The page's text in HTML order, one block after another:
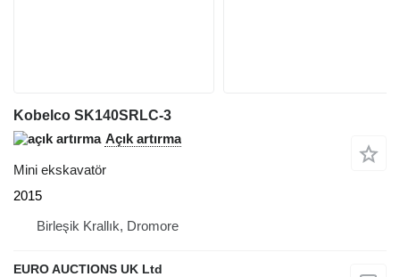
Kobelco SK140SRLC-3
Açık artırma
Mini ekskavatör
2015
Birleşik Krallık, Dromore
EURO AUCTIONS UK Ltd